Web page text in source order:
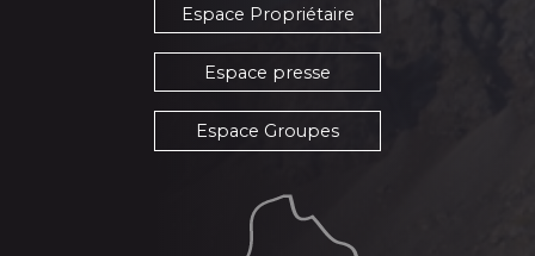
Espace Propriétaire
Espace presse
Espace Groupes